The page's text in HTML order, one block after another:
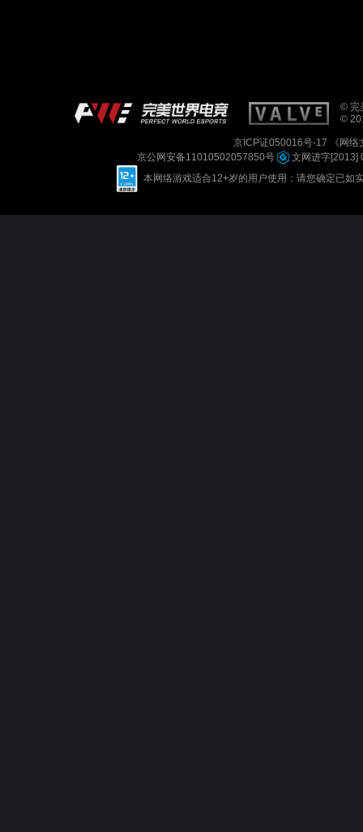
© 完
©
京ICP证050016号-17
《网
京公网安备11010502057850号
文网进字[2013]
本网络游戏适合12+岁的用户使用：请您确定已如